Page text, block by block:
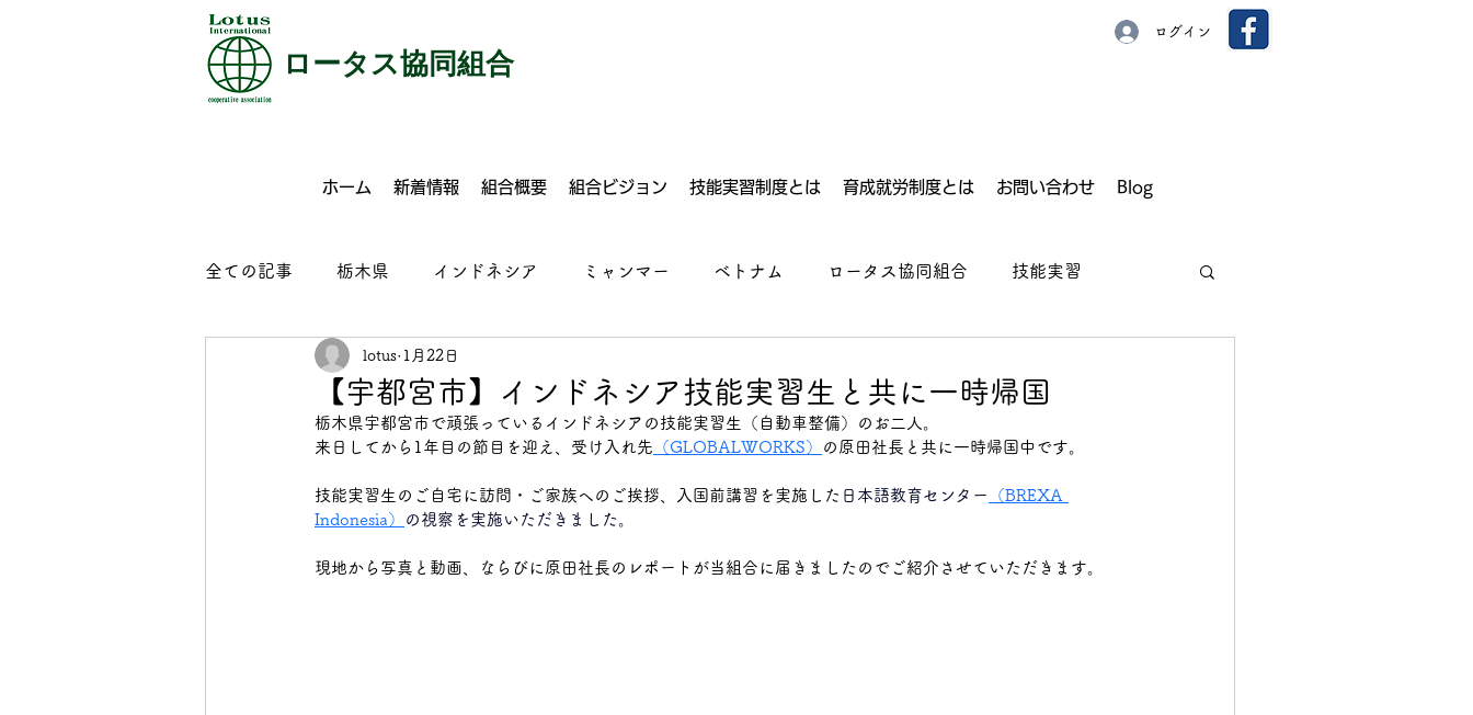
​ロータス協同組合
ログイン
ホーム 新着情報 組合概要 組合ビジョン 技能実習制度とは 育成就労制度とは お問い合わせ Blog
全ての記事 栃木県 インドネシア ミャンマー ベトナム ロータス協同組合 技能実習
特定技能 介護 外食
コンクリート製品製造 ビルクリーニング 運送業 建設 食品加工 施設園芸 いちご
【宇都宮市】インドネシア技能実習生と共に一時帰国
lotus 1月22日
栃木県宇都宮市で頑張っているインドネシアの技能実習生（自動車整備）のお二人。
来日してから1年目の節目を迎え、受け入れ先 （GLOBALWORKS） の原田社長と共に一時帰国中です。
技能実習生のご自宅に訪問・ご家族へのご挨拶、入国前講習を実施した 日本語教育センター
（BREXA
Indonesia ） の視察を実施いただきました。
現地から写真と動画、ならびに原田社長のレポートが当組合に届きましたのでご紹介させていただきます。